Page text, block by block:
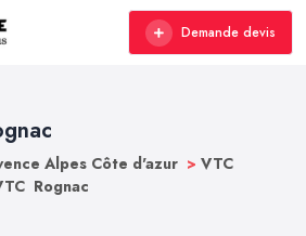
Demande devis
Alpes Côte d'azur > VTC
Rognac